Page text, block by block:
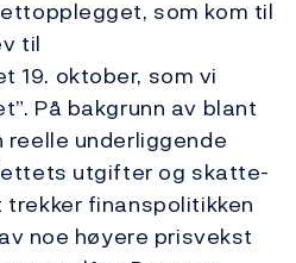
som kom til
til
19. oktober, som vi
På bakgrunn av blant
underliggende
utgifter og skatte-
finanspolitikken
noe høyere prisvekst